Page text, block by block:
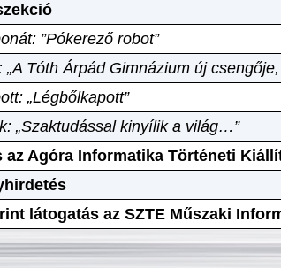
”Pókerező robot”
„A Tóth Árpád Gimnázium új
„Légbőlkapott”
„Szaktudással kinyílik a világ…”
az Agóra Informatika Történeti
látogatás az SZTE Műszaki